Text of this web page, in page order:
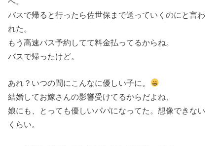
バスで帰ると行ったら佐世保まで送っていくのにと言わ
れた。
もう高速バス予約してて料金払ってるからね。
バスで帰ったけど。
あれ？いつの間にこんなに優しい子に。
結婚してお嫁さんの影響受けてるからだよね、
娘にも、とっても優しいパパになってた。想像できない
くらい。